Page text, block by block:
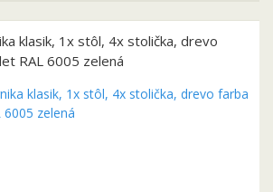
klasik, 1x stôl, 4x stolička, drevo
RAL 6005 zelená